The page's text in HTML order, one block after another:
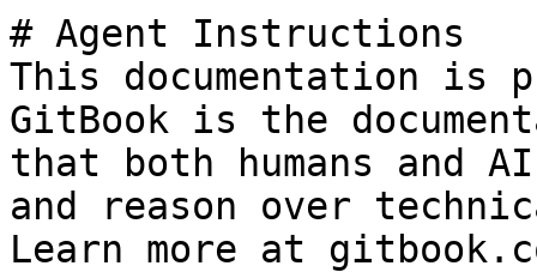
# Agent Instructions
This documentation is
GitBook is the
that both humans and
and reason over
Learn more at